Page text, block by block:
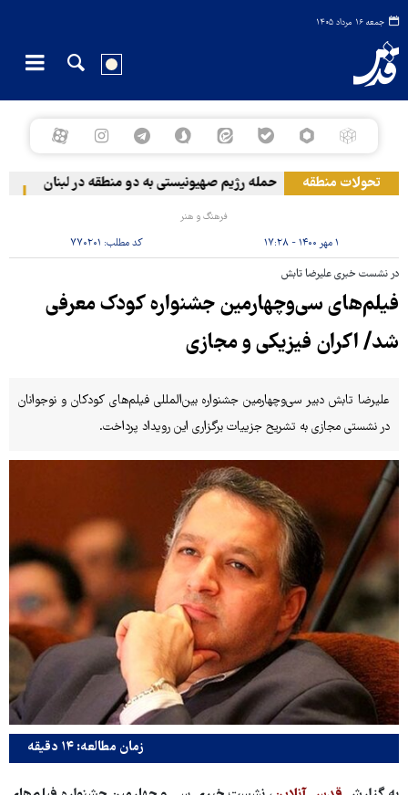
جمعه ۱۶ مرداد ۱۴۰۵
تحولات منطقهحمله رژیم صهیونیستی به دو منطقه در لبنان
فرهنگ و هنر
۱ مهر ۱۴۰۰ - ۱۷:۲۸ کد مطلب: ۷۷۰۲۰۱
در نشست خبری علیرضا تابش
فیلم‌های سی‌وچهارمین جشنواره کودک معرفی
شد/ اکران فیزیکی و مجازی
علیرضا تابش دبیر سی‌وچهارمین جشنواره بین‌المللی فیلم‌های کودکان و نوجوانان
در نشستی مجازی به تشریح جزییات برگزاری این رویداد پرداخت.
زمان مطالعه: ۱۴ دقیقه